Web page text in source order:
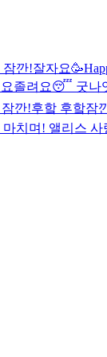
잠깐!잘자요
졸려요😴 굿나
깐!후핰 후핰잠
치며! 앨리스 사